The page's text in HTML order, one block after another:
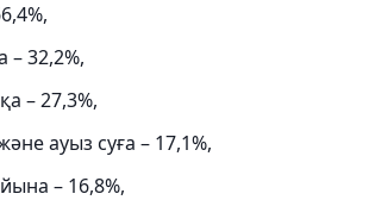
– 32,2%,
– 27,3%,
ауыз суға – 17,1%,
– 16,8%,